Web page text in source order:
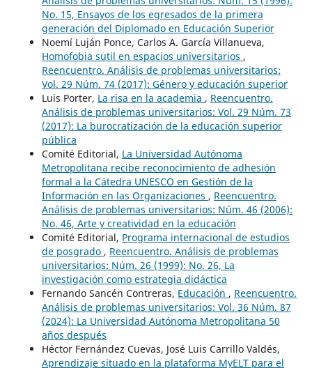
No. 15, Ensayos de los egresados de la primera
generación del Diplomado en Educación Superior
Noemí Luján Ponce, Carlos A. García Villanueva,
Homofobia sutil en espacios universitarios ,
Reencuentro. Análisis de problemas universitarios:
Vol. 29 Núm. 74 (2017): Género y educación superior
Luis Porter, La risa en la academia , Reencuentro.
Análisis de problemas universitarios: Vol. 29 Núm. 73
(2017): La burocratización de la educación superior
pública
Comité Editorial, La Universidad Autónoma
Metropolitana recibe reconocimiento de adhesión
formal a la Cátedra UNESCO en Gestión de la
Información en las Organizaciones , Reencuentro.
Análisis de problemas universitarios: Núm. 46 (2006):
No. 46, Arte y creatividad en la educación
Comité Editorial, Programa internacional de estudios
de posgrado , Reencuentro. Análisis de problemas
universitarios: Núm. 26 (1999): No. 26, La
investigación como estrategia didáctica
Fernando Sancén Contreras, Educación , Reencuentro.
Análisis de problemas universitarios: Vol. 36 Núm. 87
(2024): La Universidad Autónoma Metropolitana 50
años después
Héctor Fernández Cuevas, José Luis Carrillo Valdés,
Aprendizaje situado en la plataforma MyELT para el